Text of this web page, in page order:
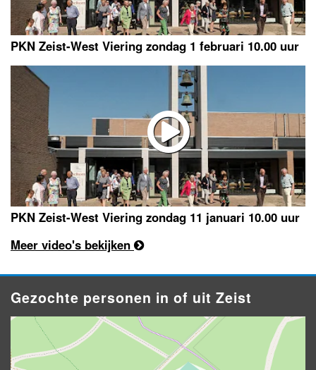
PKN Zeist-West Viering zondag 1 februari 10.00 uur
PKN Zeist-West Viering zondag 11 januari 10.00 uur
Meer video's bekijken
Gezochte personen in of uit Zeist